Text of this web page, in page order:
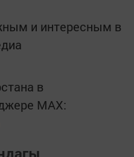
и интересным в
в
MАХ: